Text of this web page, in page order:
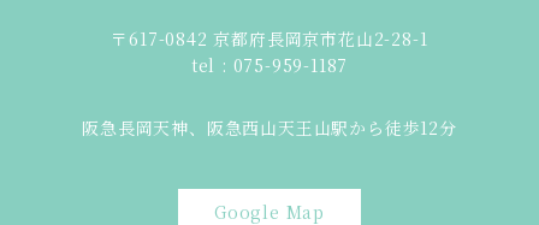
〒617-0842 京都府長岡京市花山2-28-1
tel : 075-959-1187
阪急長岡天神、阪急西山天王山駅から徒歩12分
Google Map